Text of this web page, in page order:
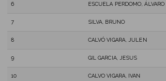
6 ESCUELA PERDOMO, ÁLVARO
7 SILVA, BRUNO
8 CALVÓ VIGARA, JULEN
9 GIL GARCIA, JESUS
10 CALVO VIGARA, IVAN